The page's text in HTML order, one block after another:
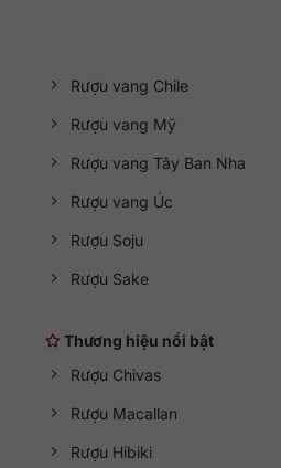
Rượu vang Chile
Rượu vang Mỹ
Rượu vang Tây Ban Nha
Rượu vang Úc
Rượu Soju
Rượu Sake
Thương hiệu nổi bật
Rượu Chivas
Rượu Macallan
Rượu Hibiki